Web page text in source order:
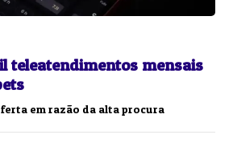
teleatendimentos mensais
em razão da alta procura